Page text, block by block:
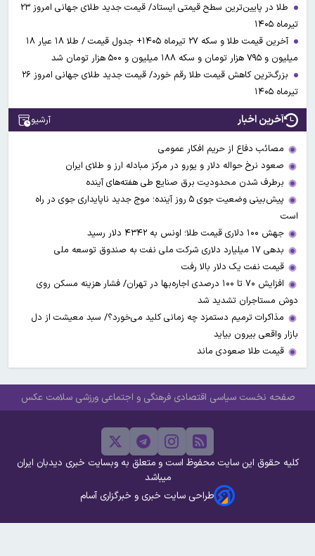
طلا در پایین‌ترین سطح قیمتی ایستاد/ قیمت جدید طلای جهانی امروز ۲۳
تیرماه ۱۴۰۵
آخرین قیمت طلا و سکه ۲۷ تیرماه ۱۴۰۵+ جدول قیمت / طلا ۱۸ عیار ۱۸
میلیون و ۷۹۵ هزار تومان و سکه ۱۸۸ میلیون و ۵۰۰ هزار تومان شد
بزرگ‌ترین کاهش قیمت طلا رقم خورد/ قیمت جدید طلای جهانی امروز ۲۶
تیرماه ۱۴۰۵
آخرین اخبار آرشیو
مصائب دفاع از حریم افکار عمومی
صعود نرخ حواله دلار و یورو در مرکز مبادله ارز و طلای ایران
برطرف شدن محدودیت‌ برق صنایع طی هفته‌های آینده
پیش‌بینی وضعیت جوی ۵ روز آینده؛ موج جدید ناپایداری جوی در راه
است
جهش ۱۰۰ دلاری قیمت طلا؛ اونس به ۴۳۴۲ دلار رسید
بدهی ۱۷ میلیارد دلاری شرکت ملی نفت به صندوق توسعه ملی
قیمت نفت یک دلار بالا رفت
افزایش ۷۰ تا ۱۰۰ درصدی اجاره‌بها در تهران/ فشار هزینه مسکن روی
دوش مستاجران تشدید شد
مذاکرات ترمیم دستمزد چه زمانی کلید می‌خورد؟/ سبد معیشت از دل
بازار واقعی بیرون بیاید
قیمت طلا صعودی ماند
صفحه نخست سیاسی اقتصادی فرهنگی و اجتماعی ورزشی سلامت عکس
کلیه حقوق این سایت محفوظ است و متعلق به وبسایت خبری دیدبان ایران
میباشد
طراحی سایت خبری و خبرگزاری آسام